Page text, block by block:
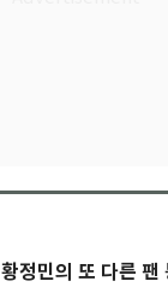
황정민의 또 다른 팬